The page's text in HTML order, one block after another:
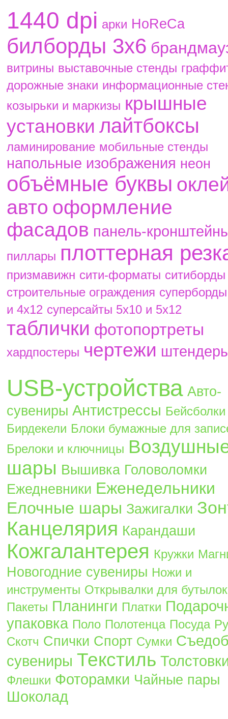
1440 dpi aрки HoReCa
билборды 3х6
витрины выставочные стенды
дорожные знаки информационные
козырьки и маркизы крышные
установки лайтбоксы
ламинирование мобильные стенды
напольные изображения неон
объёмные буквы
авто оформление
фасадов панель-
пиллары плоттерная
призмавижн сити-форматы ситиборды
строительные ограждения
и 4х12 суперсайты 5х10 и 5х12
таблички фотопортреты
хардпостеры чертежи
USB-устройства Авто-
сувениры Антистрессы Бейсболки
Бирдекели Блоки бумажные для
Брелоки и ключницы
шары Вышивка Головоломки
Ежедневники Еженедельники
Елочные шары Зажигалки
Канцелярия Карандаши
Кожгалантерея Кружки
Новогодние сувениры Ножи и
инструменты Открывалки для бутылок
Пакеты Планинги Платки
упаковка Поло Полотенца Посуда
Скотч Спички Спорт Сумки
сувениры Текстиль
Флешки Фоторамки Чайные пары
Шоколад